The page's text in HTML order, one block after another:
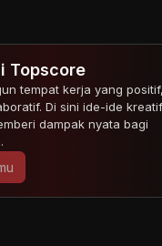
Topscore
tempat kerja yang positif,
Di sini ide-ide kreatif
dampak nyata bagi